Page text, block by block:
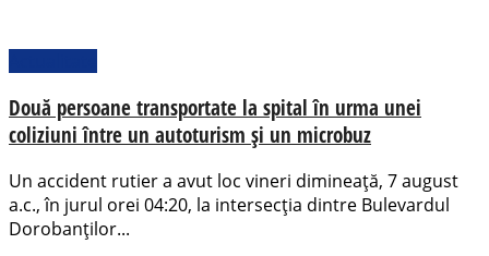
Două persoane transportate la spital în urma unei
coliziuni între un autoturism și un microbuz
Un accident rutier a avut loc vineri dimineață, 7 august
a.c., în jurul orei 04:20, la intersecția dintre Bulevardul
Dorobanților...